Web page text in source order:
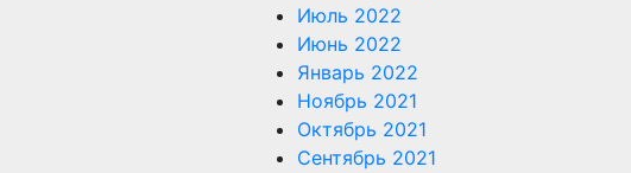
Июль 2022
Июнь 2022
Январь 2022
Ноябрь 2021
Октябрь 2021
Сентябрь 2021